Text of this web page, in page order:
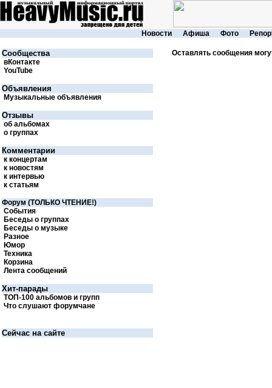
Новости Афиша Фото
Cообщества
вКонтакте
YouTube
Объявления
Музыкальные объявления
Отзывы
об альбомах
о группах
Комментарии
к концертам
к новостям
к интервью
к статьям
Форум (ТОЛЬКО ЧТЕНИЕ!)
События
Беседы о группах
Беседы о музыке
Разное
Юмор
Техника
Корзина
Лента сообщений
Хит-парады
ТОП-100 альбомов и групп
Что слушают форумчане
Сейчас на сайте
Оставлять сообщения